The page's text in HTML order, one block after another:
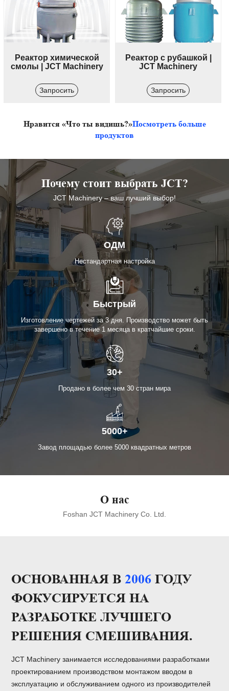
Реактор химической
смолы | JCT Machinery
Запросить
Реактор с рубашкой |
JCT Machinery
Запросить
Нравится «Что ты видишь?»Посмотреть больше
продуктов
Почему стоит выбрать JCT?
JCT Machinery – ваш лучший выбор!
ОДМ
Нестандартная настройка
Быстрый
Изготовление чертежей за 3 дня. Производство может быть
завершено в течение 1 месяца в кратчайшие сроки.
30+
Продано в более чем 30 стран мира
5000+
Завод площадью более 5000 квадратных метров
О нас
Foshan JCT Machinery Co. Ltd.
ОСНОВАННАЯ В 2006 ГОДУ
ФОКУСИРУЕТСЯ НА
РАЗРАБОТКЕ ЛУЧШЕГО
РЕШЕНИЯ СМЕШИВАНИЯ.
JCT Machinery занимается исследованиями разработками
проектированием производством монтажом вводом в
эксплуатацию и обслуживанием одного из производителей